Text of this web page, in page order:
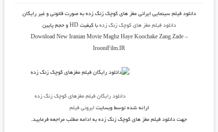
دانلود فیلم سینمایی ایرانی مغز های کوچک زنگ زده به صورت قانونی و غیر رایگان
دانلود فیلم مغز های کوچک زنگ زده با کیفیت HD و حجم پایین
Download New Iranian Movie Maghz Haye Koochake Zang Zade –
IrooniFilm.IR
دانلود رایگان فیلم مغزهای کوچک زنگ زده
ارائه شده توسط وبسایتایرونی فیلم
جهت دانلود فیلم مغز های کوچک زنگ زده به ادامه مطلب مراجعه فرمایید.